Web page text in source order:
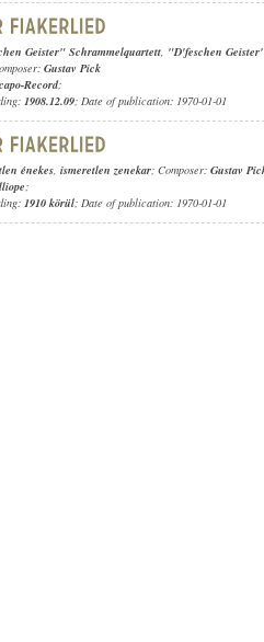
Geister" Schrammelquartett, "D'feschen
Gustav Pick
Record;
1908.12.09; Date of publication: 1970-01-01
énekes, ismeretlen zenekar; Composer: Gustav
;
1910 körül; Date of publication: 1970-01-01